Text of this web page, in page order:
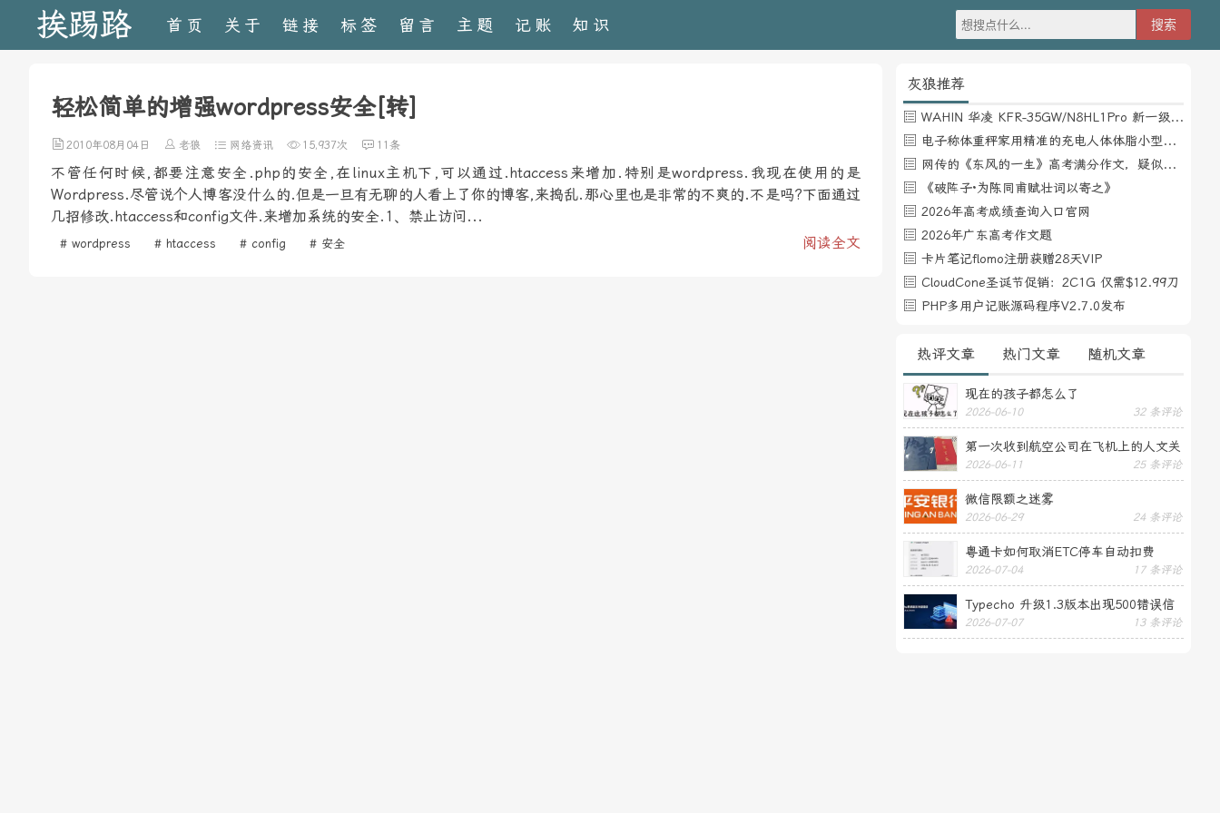
挨踢路 首页 关于 链接 标签 留言 主题 记账 知识
轻松简单的增强wordpress安全[转]
2010年08月04日 老狼 网络资讯 15,937次 11条
不管任何时候,都要注意安全.php的安全,在linux主机下,可以通过.htaccess来增加.特别是wordpress.我现在使用的是
Wordpress.尽管说个人博客没什么的.但是一旦有无聊的人看上了你的博客,来捣乱.那心里也是非常的不爽的.不是吗?下面通过
几招修改.htaccess和config文件.来增加系统的安全.1、禁止访问...
阅读全文
# wordpress # htaccess # config # 安全
灰狼推荐
WAHIN 华凌 KFR-35GW/N8HL1Pro 新一级能效 壁挂式空调 1.5匹
电子称体重秤家用精准的充电人体体脂小型称重支持HUAWEI HiLink
网传的《东风的一生》高考满分作文，疑似自媒体或其他渠道炒作
《破阵子·为陈同甫赋壮词以寄之》
2026年高考成绩查询入口官网
2026年广东高考作文题
卡片笔记flomo注册获赠28天VIP
CloudCone圣诞节促销：2C1G 仅需$12.99刀
PHP多用户记账源码程序V2.7.0发布
热评文章 热门文章 随机文章
现在的孩子都怎么了
2026-06-10 32 条评论
第一次收到航空公司在飞机上的人文关
怀——送生日贺卡
2026-06-11 25 条评论
微信限额之迷雾
2026-06-29 24 条评论
粤通卡如何取消ETC停车自动扣费
2026-07-04 17 条评论
Typecho 升级1.3版本出现500错误信
息
2026-07-07 13 条评论